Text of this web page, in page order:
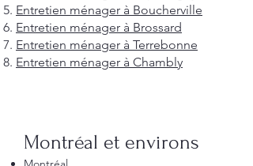
Entretien ménager à Boucherville
Entretien ménager à Brossard
Entretien ménager à Terrebonne
Entretien ménager à Chambly
Montréal et environs